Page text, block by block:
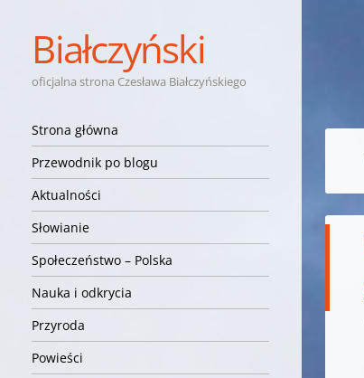
Białczyński
oficjalna strona Czesława Białczyńskiego
Nawigacja
Przejdź do treści
Strona główna
Przewodnik po blogu
Aktualności
Słowianie
Społeczeństwo – Polska
Nauka i odkrycia
Przyroda
Powieści